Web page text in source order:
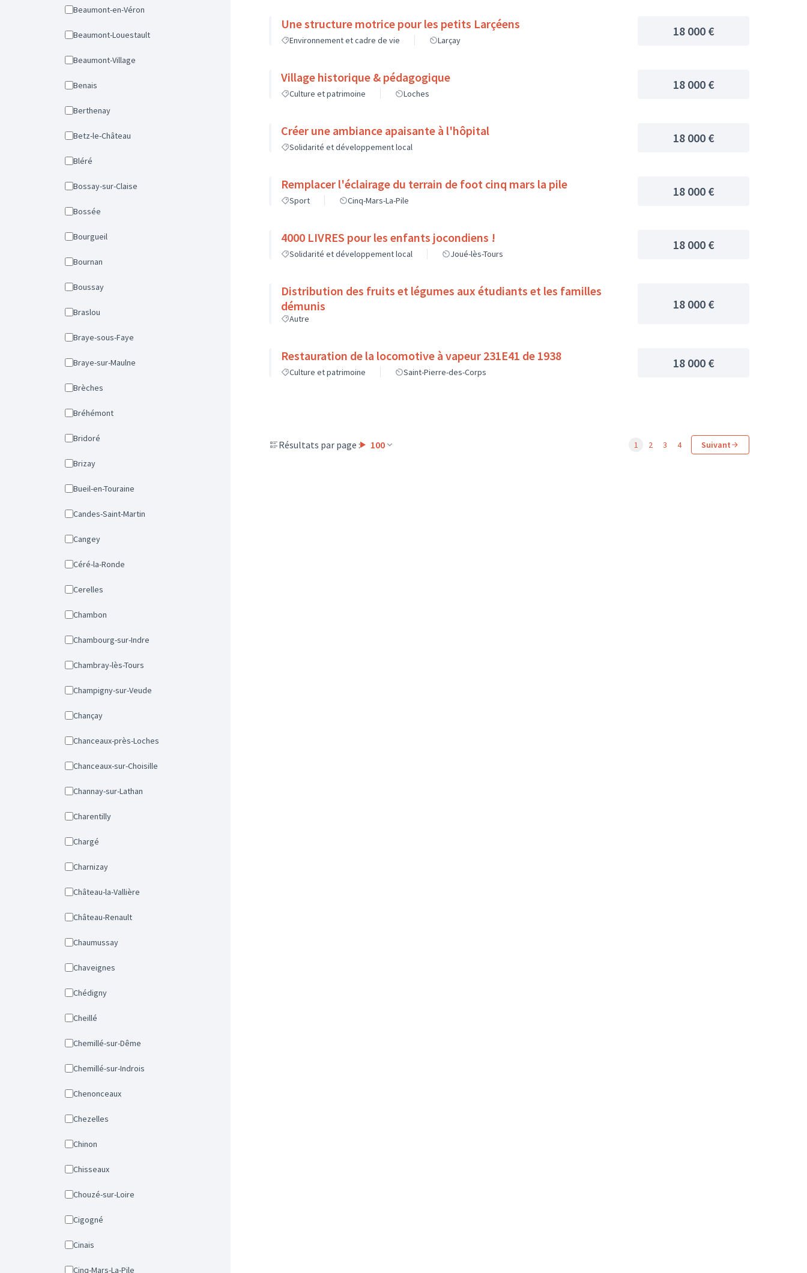
Beaumont-en-Véron
Beaumont-Louestault
Beaumont-Village
Benais
Berthenay
Betz-le-Château
Bléré
Bossay-sur-Claise
Bossée
Bourgueil
Bournan
Boussay
Braslou
Braye-sous-Faye
Braye-sur-Maulne
Brèches
Bréhémont
Bridoré
Brizay
Bueil-en-Touraine
Candes-Saint-Martin
Cangey
Céré-la-Ronde
Cerelles
Chambon
Chambourg-sur-Indre
Chambray-lès-Tours
Champigny-sur-Veude
Chançay
Chanceaux-près-Loches
Chanceaux-sur-Choisille
Channay-sur-Lathan
Charentilly
Chargé
Charnizay
Château-la-Vallière
Château-Renault
Chaumussay
Chaveignes
Chédigny
Cheillé
Chemillé-sur-Dême
Chemillé-sur-Indrois
Chenonceaux
Chezelles
Chinon
Chisseaux
Chouzé-sur-Loire
Cigogné
Cinais
Cinq-Mars-La-Pile
Une structure motrice pour les petits Larçéens
Environnement et cadre de vie Larçay
18 000 €
Village historique & pédagogique
Culture et patrimoine Loches
18 000 €
Créer une ambiance apaisante à l'hôpital
Solidarité et développement local
18 000 €
Remplacer l'éclairage du terrain de foot cinq mars la pile
Sport Cinq-Mars-La-Pile
18 000 €
4000 LIVRES pour les enfants jocondiens !
Solidarité et développement local Joué-lès-Tours
18 000 €
Distribution des fruits et légumes aux étudiants et les familles
démunis
Autre
18 000 €
Restauration de la locomotive à vapeur 231E41 de 1938
Culture et patrimoine Saint-Pierre-des-Corps
18 000 €
Résultats par page : 100 1 2 3 4 Suivant